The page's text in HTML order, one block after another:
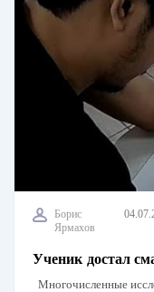
Борис
Ярмахов
Ученик достал
Многочисленные